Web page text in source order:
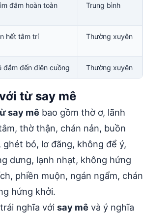
đắm hoàn toàn Trung bình
hết tâm trí Thường xuyên
đắm đến điên cuồng Thường xuyên
từ say mê
say mê bao gồm thờ ơ, lãnh
thờ thận, chán nản, buồn
bỏ, lơ đãng, không để ý,
dưng, lạnh nhạt, không hứng
phiền muộn, ngán ngẩm, chán
hứng khởi.
nghĩa với say mê và ý nghĩa